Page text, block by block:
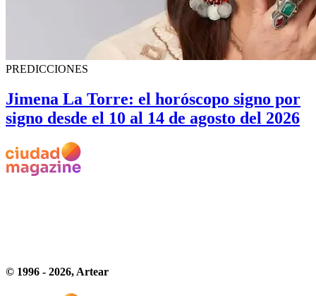
PREDICCIONES
Jimena La Torre: el horóscopo signo por
signo desde el 10 al 14 de agosto del 2026
© 1996 - 2026, Artear